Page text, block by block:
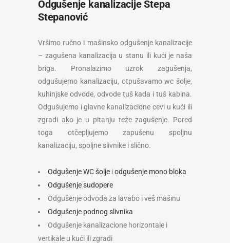
Odgušenje kanalizacije Stepa
Stepanović
Vršimo ručno i mašinsko odgušenje kanalizacije
– zagušena kanalizacija u stanu ili kući je naša
briga. Pronalazimo uzrok zagušenja,
odgušujemo kanalizaciju, otpušavamo wc šolje,
kuhinjske odvode, odvode tuš kada i tuš kabina.
Odgušujemo i glavne kanalizacione cevi u kući ili
zgradi ako je u pitanju teže zagušenje. Pored
toga otčepljujemo zapušenu spoljnu
kanalizaciju, spoljne slivnike i slično.
Odgušenje WC šolje iodgušenje mono bloka
Odgušenje sudopere
Odgušenje odvoda za lavabo i veš mašinu
Odgušenje podnog slivnika
Odgušenje kanalizacione horizontale i
vertikale u kući ili zgradi